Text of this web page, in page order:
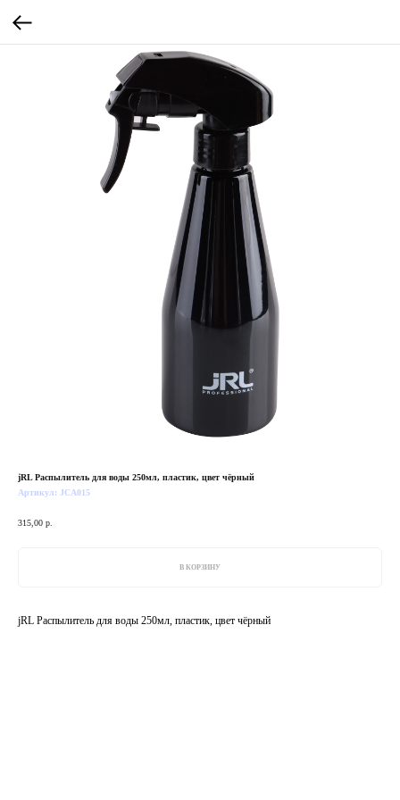
jRL Распылитель для воды 250мл, пластик, цвет чёрный
Артикул: JCA015
315,00 р.
В КОРЗИНУ
jRL Распылитель для воды 250мл, пластик, цвет чёрный